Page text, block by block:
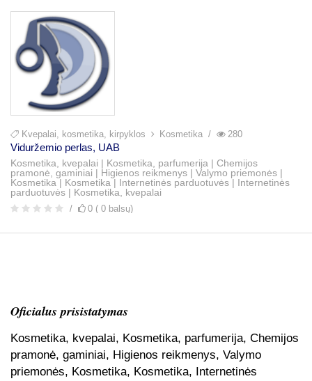
Kvepalai, kosmetika, kirpyklos Kosmetika 280
Viduržemio perlas, UAB
Kosmetika, kvepalai | Kosmetika, parfumerija | Chemijos
pramonė, gaminiai | Higienos reikmenys | Valymo priemonės |
Kosmetika | Kosmetika | Internetinės parduotuvės | Internetinės
parduotuvės | Kosmetika, kvepalai
0 ( 0 balsų)
Oficialus prisistatymas
Kosmetika, kvepalai, Kosmetika, parfumerija, Chemijos
pramonė, gaminiai, Higienos reikmenys, Valymo
priemonės, Kosmetika, Kosmetika, Internetinės